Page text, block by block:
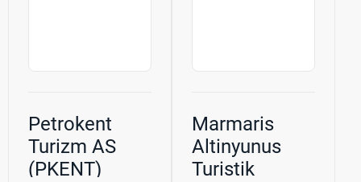
Petrokent
Turizm AS
(PKENT)
Marmaris
Altinyunus
Turistik